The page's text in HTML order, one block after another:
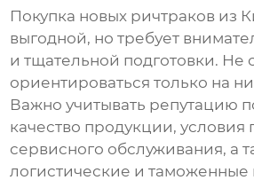
Покупка новых ричтраков из
выгодной, но требует
и тщательной подготовки. Не
ориентироваться только на
Важно учитывать репутацию
качество продукции, условия
сервисного обслуживания, а
логистические и таможенные